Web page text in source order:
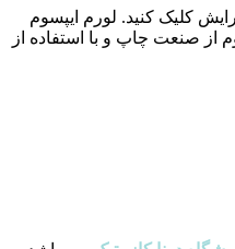
کلیک کنید. لورم ایپسوم
از صنعت چاپ و با استفاده از